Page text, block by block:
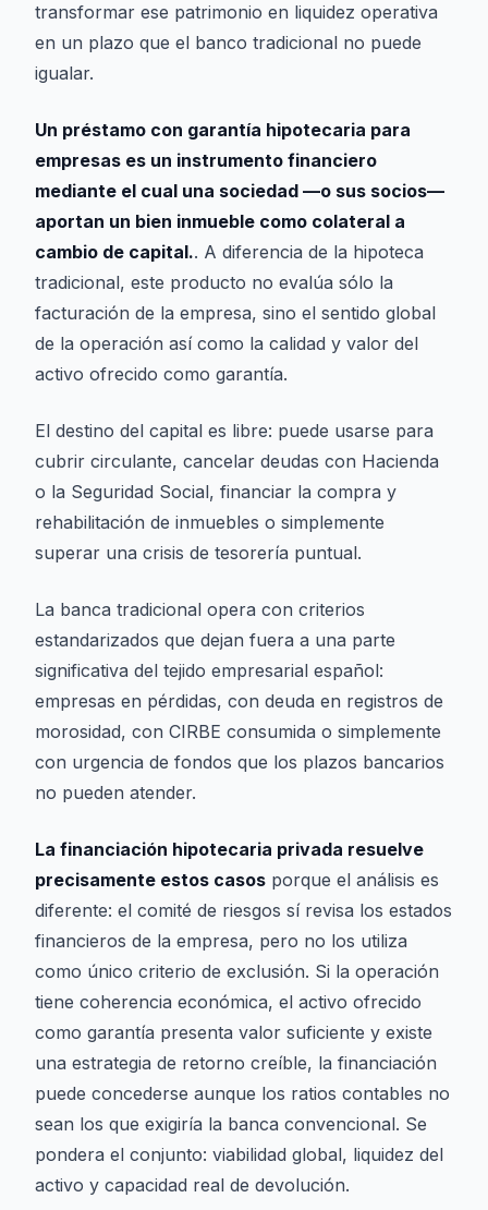
transformar ese patrimonio en liquidez operativa
en un plazo que el banco tradicional no puede
igualar.
Un préstamo con garantía hipotecaria para
empresas es un instrumento financiero
mediante el cual una sociedad —o sus socios—
aportan un bien inmueble como colateral a
cambio de capital.. A diferencia de la hipoteca
tradicional, este producto no evalúa sólo la
facturación de la empresa, sino el sentido global
de la operación así como la calidad y valor del
activo ofrecido como garantía.
El destino del capital es libre: puede usarse para
cubrir circulante, cancelar deudas con Hacienda
o la Seguridad Social, financiar la compra y
rehabilitación de inmuebles o simplemente
superar una crisis de tesorería puntual.
La banca tradicional opera con criterios
estandarizados que dejan fuera a una parte
significativa del tejido empresarial español:
empresas en pérdidas, con deuda en registros de
morosidad, con CIRBE consumida o simplemente
con urgencia de fondos que los plazos bancarios
no pueden atender.
La financiación hipotecaria privada resuelve
precisamente estos casos porque el análisis es
diferente: el comité de riesgos sí revisa los estados
financieros de la empresa, pero no los utiliza
como único criterio de exclusión. Si la operación
tiene coherencia económica, el activo ofrecido
como garantía presenta valor suficiente y existe
una estrategia de retorno creíble, la financiación
puede concederse aunque los ratios contables no
sean los que exigiría la banca convencional. Se
pondera el conjunto: viabilidad global, liquidez del
activo y capacidad real de devolución.